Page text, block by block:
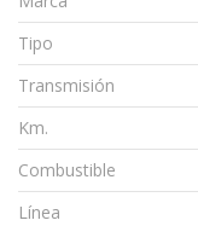
Tipo
Transmisión
Km.
Combustible
Línea